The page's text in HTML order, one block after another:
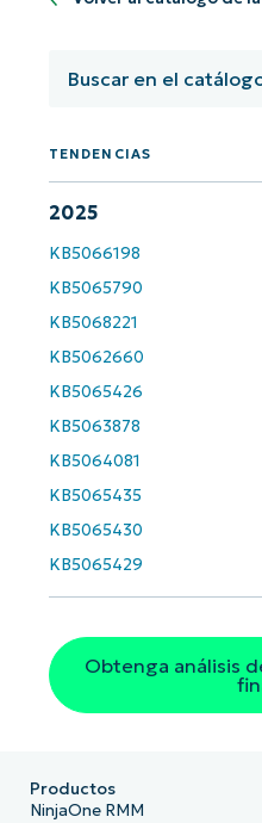
TENDENCIAS
2025
KB5066198
KB5065790
KB5068221
KB5062660
KB5065426
KB5063878
KB5064081
KB5065435
KB5065430
KB5065429
Obtenga análisis
email*
Phone
Company
name*
Productos
NinjaOne RMM